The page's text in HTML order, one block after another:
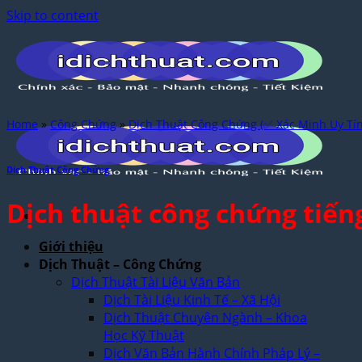
Skip to content
Giới thiệu
Dịch Thuật – Công Chứng
Dịch Thuật Tài Liệu Văn Bản
Dịch Tài Liệu Kinh Tế – Xã Hội
Dịch Thuật Chuyên Ngành – Khoa
Học Kỹ Thuật
Dịch Văn Bản Hành Chính Pháp Lý –
Home»Công Chứng»Dịch Thuật Công Chứng (✅ Xác Minh Uy
Dịch Thuật Công Chứng
Dịch thuật công chứng